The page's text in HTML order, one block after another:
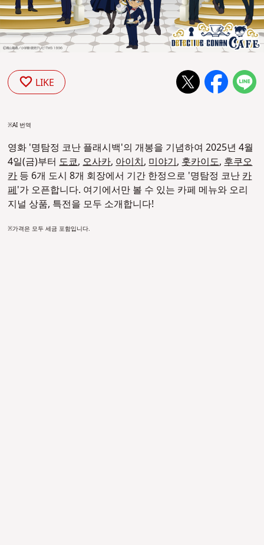
LIKE
※AI 번역
영화 '명탐정 코난 플래시백'의 개봉을 기념하여 2025년 4월
4일(금)부터 도쿄, 오사카, 아이치, 미야기, 홋카이도, 후쿠오
카 등 6개 도시 8개 회장에서 기간 한정으로 '명탐정 코난 카
페'가 오픈합니다. 여기에서만 볼 수 있는 카페 메뉴와 오리
지널 상품, 특전을 모두 소개합니다!
※가격은 모두 세금 포함입니다.